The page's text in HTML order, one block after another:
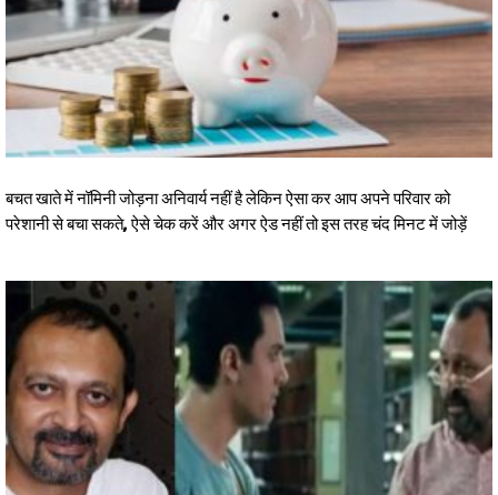
बचत खाते में नॉमिनी जोड़ना अनिवार्य नहीं है लेकिन ऐसा कर आप अपने परिवार को
परेशानी से बचा सकते, ऐसे चेक करें और अगर ऐड नहीं तो इस तरह चंद मिनट में जोड़ें